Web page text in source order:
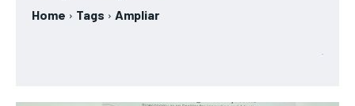
Home Tags Ampliar